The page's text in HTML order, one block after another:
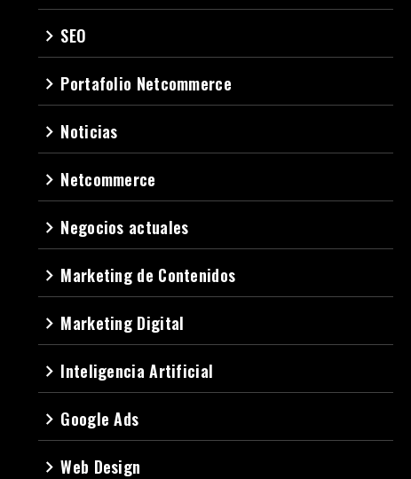
navigate_next SEO
navigate_next Portafolio Netcommerce
navigate_next Noticias
navigate_next Netcommerce
navigate_next Negocios actuales
navigate_next Marketing de Contenidos
navigate_next Marketing Digital
navigate_next Inteligencia Artificial
navigate_next Google Ads
navigate_nextWeb Design